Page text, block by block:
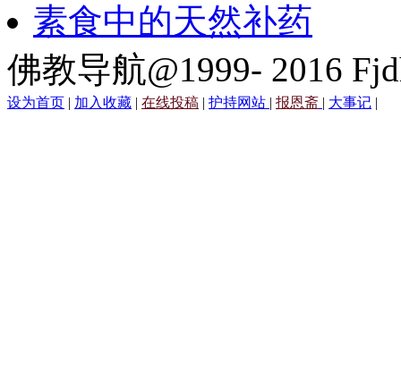
素食中的天然补药
佛教导航@1999- 2016
设为首页 | 加入收藏 | 在线投稿 | 护持网站 | 报恩斋 | 大事记 |